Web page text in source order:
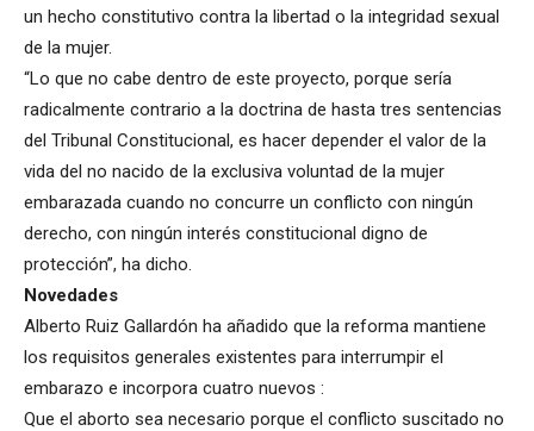
un hecho constitutivo contra la libertad o la integridad sexual
de la mujer.
“Lo que no cabe dentro de este proyecto, porque sería
radicalmente contrario a la doctrina de hasta tres sentencias
del Tribunal Constitucional, es hacer depender el valor de la
vida del no nacido de la exclusiva voluntad de la mujer
embarazada cuando no concurre un conflicto con ningún
derecho, con ningún interés constitucional digno de
protección”, ha dicho.
Novedades
Alberto Ruiz Gallardón ha añadido que la reforma mantiene
los requisitos generales existentes para interrumpir el
embarazo e incorpora cuatro nuevos :
Que el aborto sea necesario porque el conflicto suscitado no